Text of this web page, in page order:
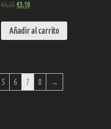
€3,25 €3,10
Añadir al carrito
5 6 7 8 →